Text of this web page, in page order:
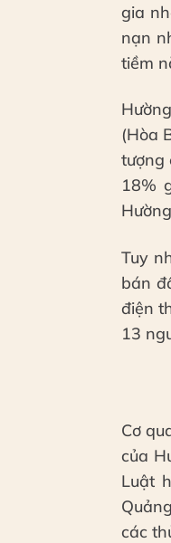
gia
nạn
tiềm
(Hòa
tượng
18%
Tuy
bán
điện
13
Cơ
của
Luật
các